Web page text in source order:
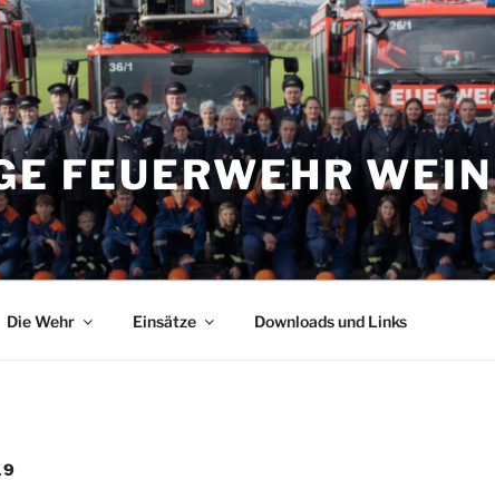
FEUERWEHR
Die Wehr Einsätze Downloads und Links